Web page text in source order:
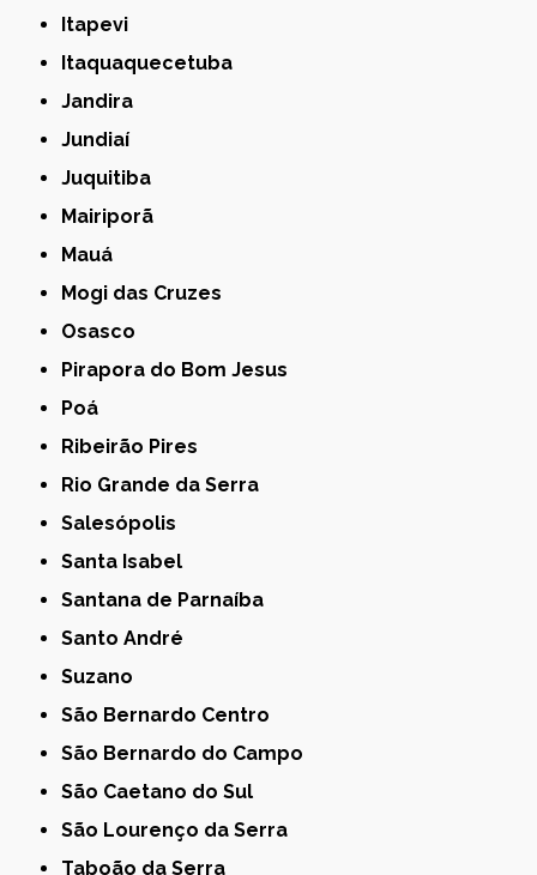
Itapevi
Itaquaquecetuba
Jandira
Jundiaí
Juquitiba
Mairiporã
Mauá
Mogi das Cruzes
Osasco
Pirapora do Bom Jesus
Poá
Ribeirão Pires
Rio Grande da Serra
Salesópolis
Santa Isabel
Santana de Parnaíba
Santo André
Suzano
São Bernardo Centro
São Bernardo do Campo
São Caetano do Sul
São Lourenço da Serra
Taboão da Serra